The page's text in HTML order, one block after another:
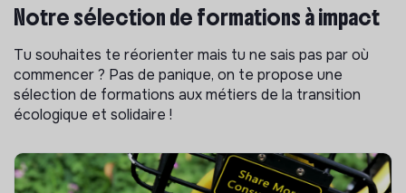
Notre sélection de formations à impact
Tu souhaites te réorienter mais tu ne sais pas par où
commencer ? Pas de panique, on te propose une
sélection de formations aux métiers de la transition
écologique et solidaire !